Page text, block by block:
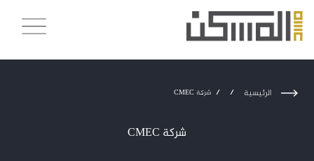
الرئيسية /
/ شركة CMEC
شركة CMEC